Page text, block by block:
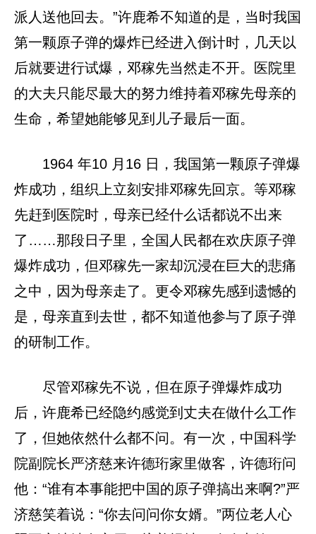
派人送他回去。”许鹿希不知道的是，当时我国
第一颗原子弹的爆炸已经进入倒计时，几天以
后就要进行试爆，邓稼先当然走不开。医院里
的大夫只能尽最大的努力维持着邓稼先母亲的
生命，希望她能够见到儿子最后一面。
1964 年10 月16 日，我国第一颗原子弹爆
炸成功，组织上立刻安排邓稼先回京。等邓稼
先赶到医院时，母亲已经什么话都说不出来
了……那段日子里，全国人民都在欢庆原子弹
爆炸成功，但邓稼先一家却沉浸在巨大的悲痛
之中，因为母亲走了。更令邓稼先感到遗憾的
是，母亲直到去世，都不知道他参与了原子弹
的研制工作。
尽管邓稼先不说，但在原子弹爆炸成功
后，许鹿希已经隐约感觉到丈夫在做什么工作
了，但她依然什么都不问。有一次，中国科学
院副院长严济慈来许德珩家里做客，许德珩问
他：“谁有本事能把中国的原子弹搞出来啊?”严
济慈笑着说：“你去问问你女婿。”两位老人心